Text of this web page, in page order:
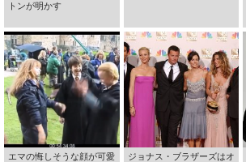
トンが明かす
エマの悔しそうな顔が可愛
ジョナス・ブラザーズはオ